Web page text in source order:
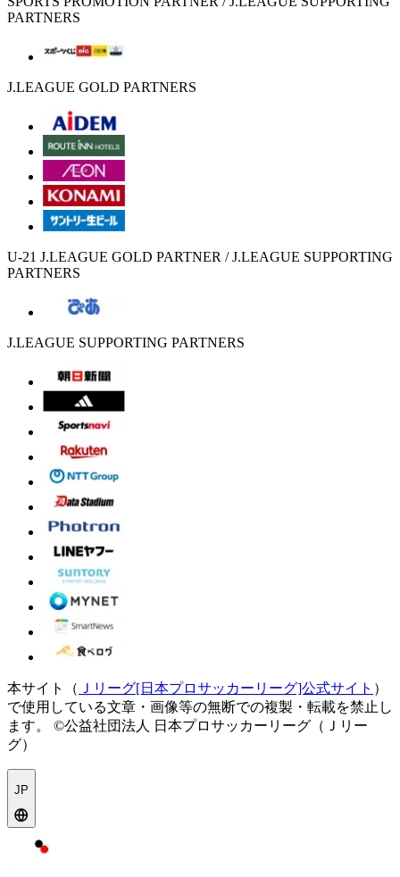
PARTNERS
J.LEAGUE GOLD PARTNERS
U-21 J.LEAGUE GOLD PARTNER / J.LEAGUE SUPPORTING
PARTNERS
J.LEAGUE SUPPORTING PARTNERS
本サイト（ Ｊリーグ[日本プロサッカーリーグ]公式サイト ）
で使用している文章・画像等の無断での複製・転載を禁止し
ます。
©公益社団法人 日本プロサッカーリーグ（Ｊリー
グ）
JP